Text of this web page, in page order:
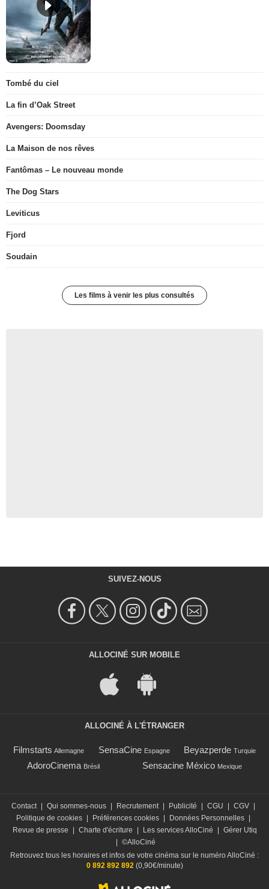
Tombé du ciel
La fin d’Oak Street
Avengers: Doomsday
La Maison de nos rêves
Fantômas – Le nouveau monde
The Dog Stars
Leviticus
Fjord
Soudain
Les films à venir les plus consultés
SUIVEZ-NOUS
ALLOCINÉ SUR MOBILE
ALLOCINÉ À L'ÉTRANGER
Filmstarts Allemagne SensaCine Espagne Beyazperde Turquie
AdoroCinema Brésil Sensacine México Mexique
Contact | Qui sommes-nous | Recrutement | Publicité | CGU | CGV |
Politique de cookies | Préférences cookies | Données Personnelles |
Revue de presse
| Charte d'écriture | Les services AlloCiné | Gérer Utiq
| ©AlloCiné
Retrouvez tous les horaires et infos de votre cinéma sur le numéro AlloCiné :
0 892 892 892 (0,90€/minute)